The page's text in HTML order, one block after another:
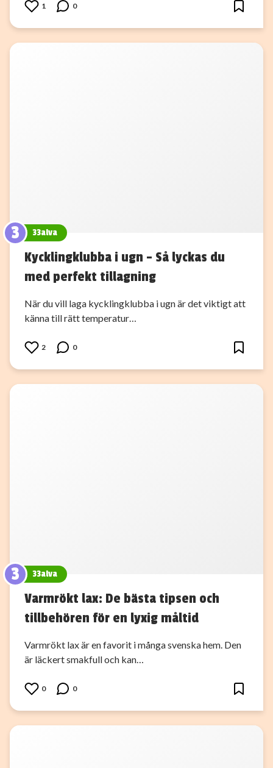
1 0
3 33alva
Kycklingklubba i ugn – Så lyckas du
med perfekt tillagning
När du vill laga kycklingklubba i ugn är det viktigt att
känna till rätt temperatur…
2 0
3 33alva
Varmrökt lax: De bästa tipsen och
tillbehören för en lyxig måltid
Varmrökt lax är en favorit i många svenska hem. Den
är läckert smakfull och kan…
0 0